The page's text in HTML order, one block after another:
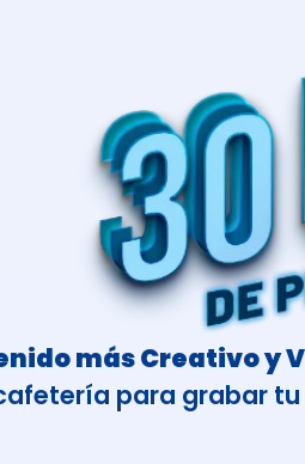
más Creativo y
para grabar